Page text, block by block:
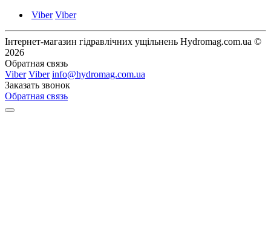
Viber Viber
Інтернет-магазин гідравлічних ущільнень Hydromag.com.ua ©
2026
Обратная связь
Viber Viber info@hydromag.com.ua
Заказать звонок
Обратная связь